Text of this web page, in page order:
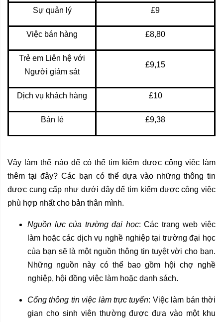
Sự quản lý £9
Việc bán hàng £8,80
Trẻ em Liên hệ với
Người giám sát
£9,15
Dịch vụ khách hàng £10
Bán lẻ £9,38
Vậy làm thế nào để có thể tìm kiếm được công việc làm
thêm tại đây? Các bạn có thể dựa vào những thông tin
được cung cấp như dưới đây để tìm kiếm được công việc
phù hợp nhất cho bản thân mình.
Nguồn lực của trường đại học: Các trang web việc
làm hoặc các dịch vụ nghề nghiệp tại trường đại học
của bạn sẽ là một nguồn thông tin tuyệt vời cho bạn.
Những nguồn này có thể bao gồm hội chợ nghề
nghiệp, hội đồng việc làm hoặc danh sách.
Cổng thông tin việc làm trực tuyến: Việc làm bán thời
gian cho sinh viên thường được đưa vào một khu